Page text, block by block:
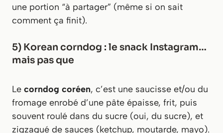
une portion “à partager” (même si on sait
comment ça finit).
5) Korean corndog : le snack Instagram…
mais pas que
Le corndog coréen, c’est une saucisse et/ou du
fromage enrobé d’une pâte épaisse, frit, puis
souvent roulé dans du sucre (oui, du sucre), et
zigzagué de sauces (ketchup, moutarde, mayo).